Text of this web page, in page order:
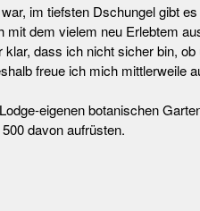
im tiefsten Dschungel gibt
dem vielem neu Erlebtem
dass ich nicht sicher bin,
freue ich mich mittlerweile
eigenen botanischen
davon aufrüsten.